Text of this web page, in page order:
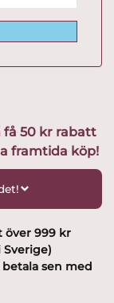
få 50 kr rabatt
framtida köp!
över 999 kr
Sverige)
sen med